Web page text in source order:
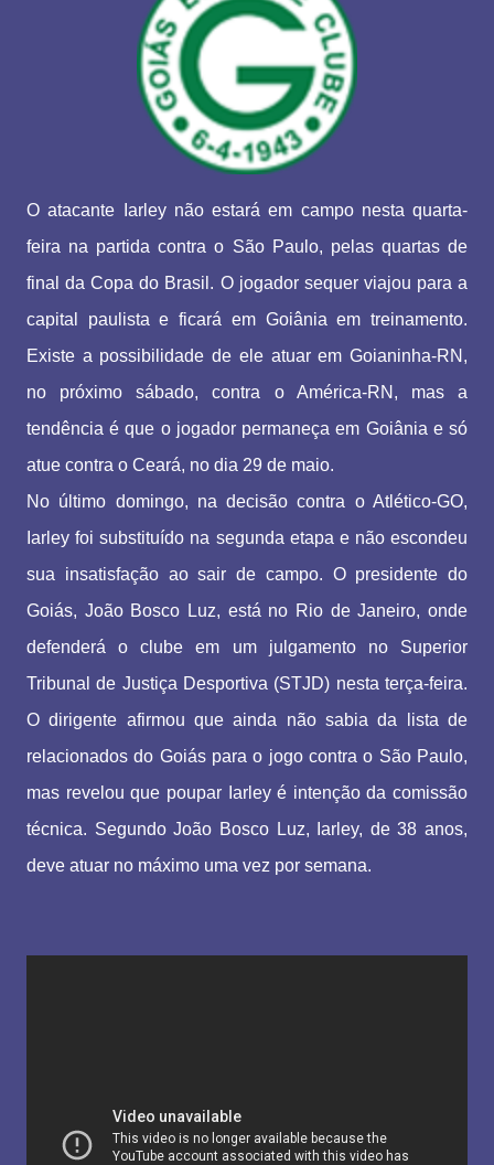
O atacante Iarley não estará em campo nesta quarta-
feira na partida contra o São Paulo, pelas quartas de
final da Copa do Brasil. O jogador sequer viajou para a
capital paulista e ficará em Goiânia em treinamento.
Existe a possibilidade de ele atuar em Goianinha-RN,
no próximo sábado, contra o América-RN, mas a
tendência é que o jogador permaneça em Goiânia e só
atue contra o Ceará, no dia 29 de maio.
No último domingo, na decisão contra o Atlético-GO,
Iarley foi substituído na segunda etapa e não escondeu
sua insatisfação ao sair de campo. O presidente do
Goiás, João Bosco Luz, está no Rio de Janeiro, onde
defenderá o clube em um julgamento no Superior
Tribunal de Justiça Desportiva (STJD) nesta terça-feira.
O dirigente afirmou que ainda não sabia da lista de
relacionados do Goiás para o jogo contra o São Paulo,
mas revelou que poupar Iarley é intenção da comissão
técnica. Segundo João Bosco Luz, Iarley, de 38 anos,
deve atuar no máximo uma vez por semana.